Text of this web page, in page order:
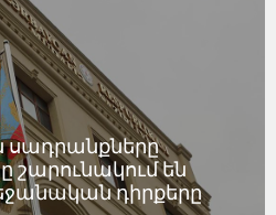
սադրանքները
շարունակում են
դիրքերը